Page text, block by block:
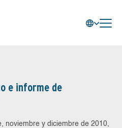
e informe de
noviembre y diciembre de 2010,